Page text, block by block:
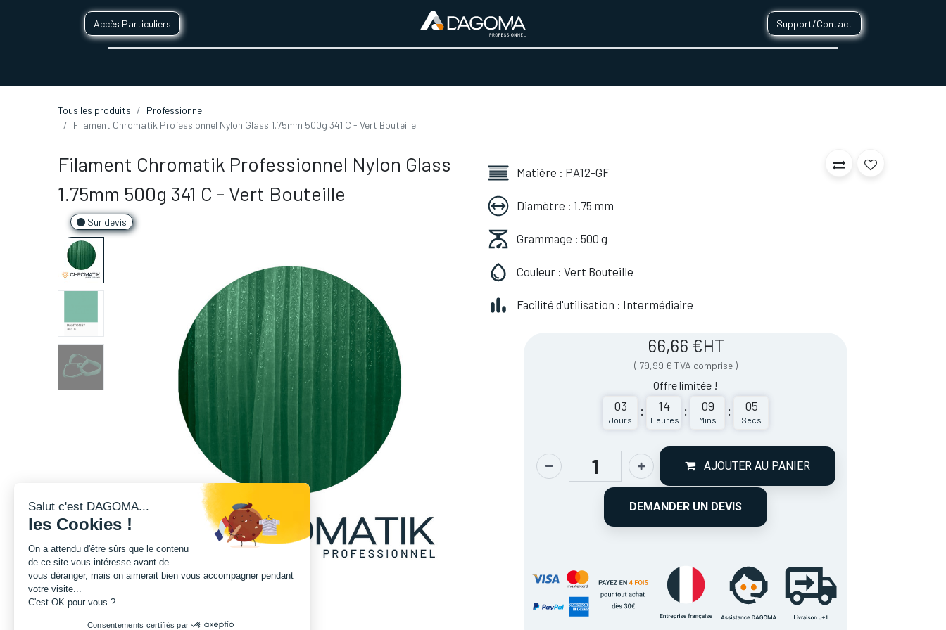
Accès Particuliers Support/Contact
Tous les produits
Professionnel
Filament Chromatik Professionnel Nylon Glass 1.75mm 500g 341 C - Vert Bouteille
Filament Chromatik Professionnel Nylon Glass
1.75mm 500g 341 C - Vert Bouteille
Sur devis
Matière : PA12-GF
Diamètre : 1.75 mm
Grammage : 500 g
Couleur : Vert Bouteille
Facilité d'utilisation : Intermédiaire
66,66 €HT
( 79,99 € TVA comprise )
Offre limitée !
03
Jours
: 14
Heures
: 09
Mins
: 05
Secs
AJOUTER AU PANIER
DEMANDER UN DEVIS
Salut c'est DAGOMA...
les Cookies !
On a attendu d'être sûrs que le contenu
de ce site vous intéresse avant de
vous déranger, mais on aimerait bien vous accompagner pendant
votre visite...
C'est OK pour vous ?
Consentements certifiés par